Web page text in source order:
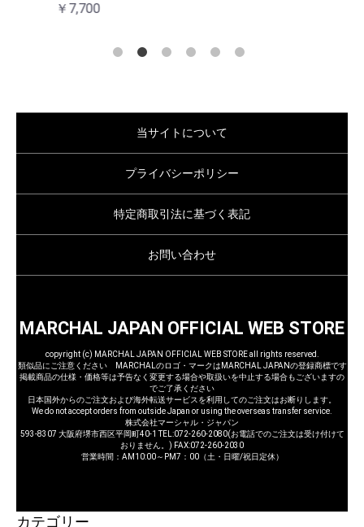
カテゴリー
￥7,700
当サイトについて
プライバシーポリシー
特定商取引法に基づく表記
お問い合わせ
MARCHAL JAPAN OFFICIAL WEB STORE
copyright (c) MARCHAL JAPAN OFFICIAL WEB STORE all rights reserved.
類似品にご注意ください MARCHALのロゴ・マークはMARCHAL JAPANの登録商標です
掲載商品の仕様・価格等は予告なく変更する場合や取扱いを中止する場合もございますの
でご了承ください
日本国外からのご注文および海外転送サービスを利用してのご注文はお断りします。
We do not accept orders from outside Japan or using the overseas transfer service.
株式会社マーシャル・ジャパン
593-8307 大阪府堺市西区平岡町40-1 TEL:072-260-2080(お電話でのご注文は受け付けて
おりません。) FAX:072-260-2030
営業時間：AM10:00～PM7：00（土・日曜/祝日定休）